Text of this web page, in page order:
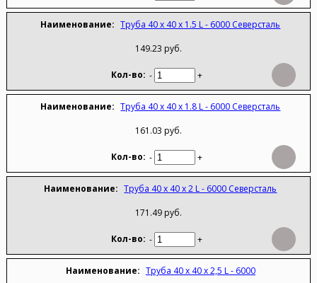
Труба 40 х 40 х 1.5 L - 6000 Северсталь
149.23 руб.
- +
Труба 40 х 40 х 1.8 L - 6000 Северсталь
161.03 руб.
- +
Труба 40 х 40 х 2 L - 6000 Северсталь
171.49 руб.
- +
Труба 40 х 40 х 2,5 L - 6000